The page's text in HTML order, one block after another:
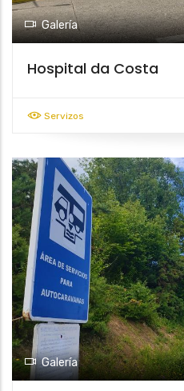
Galería
Hospital da Costa
Servizos
Galería